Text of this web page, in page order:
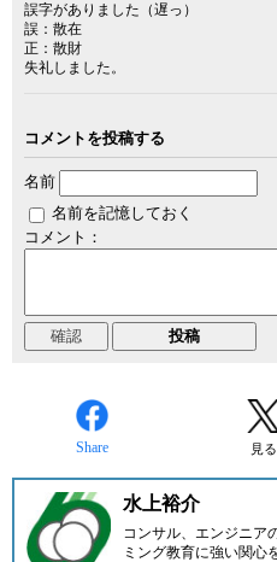
誤字がありました（遅っ）
誤：散在
正：散財
失礼しました。
コメントを投稿する
名前
名前を記憶しておく
コメント：
Share 見る
水上裕介
コンサル、エンジニア
ミング教育に強い関心